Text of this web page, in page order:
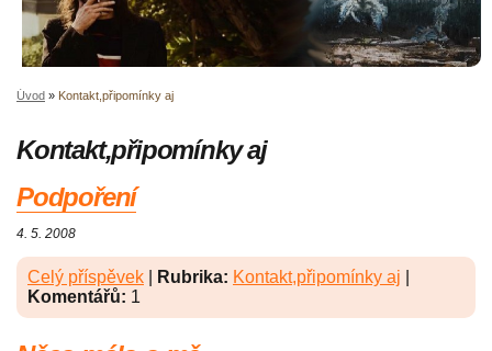
Úvod » Kontakt,připomínky aj
Kontakt,připomínky aj
Podpoření
4. 5. 2008
Celý příspěvek Rubrika: Kontakt,připomínky aj
Komentářů: 1